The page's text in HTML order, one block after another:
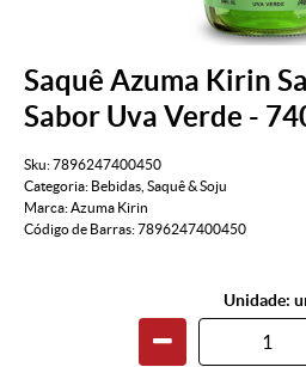
Saquê Azuma Kirin
Sabor Uva Verde -
Sku:7896247400450
Categoria: Bebidas Saquê & Soju
Marca:Azuma Kirin
Código de Barras:7896247400450
Unidade: